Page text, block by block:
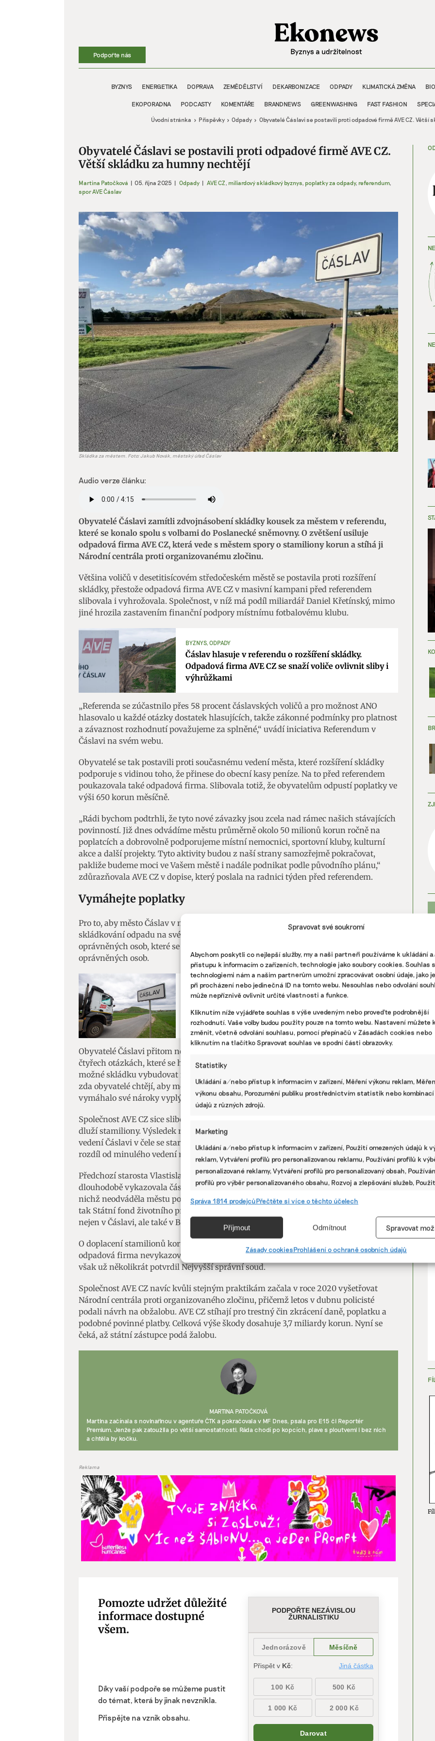
Spravovat své soukromí
Abychom poskytli co nejlepší služby, my a naši partneři používáme k ukládání
přístupu k informacím o zařízeních, technologie jako soubory cookies. Souhlas
technologiemi nám a našim partnerům umožní zpracovávat osobní údaje, jako
při procházení nebo jedinečná ID na tomto webu. Nesouhlas nebo odvolání
může nepříznivě ovlivnit určité vlastnosti a funkce.
Kliknutím níže vyjádřete souhlas s výše uvedeným nebo proveďte podrobnější
rozhodnutí. Vaše volby budou použity pouze na tomto webu. Nastavení můžete
změnit, včetně odvolání souhlasu, pomocí přepínačů v Zásadách cookies nebo
kliknutím na tlačítko Spravovat souhlas ve spodní části obrazovky.
Statistiky
Ukládání a/nebo přístup k informacím v zařízení, Měření výkonu reklam,
výkonu obsahu, Porozumění publiku prostřednictvím statistik nebo kombinací
údajů z různých zdrojů.
Marketing
Ukládání a/nebo přístup k informacím v zařízení, Použití omezených údajů k
reklam, Vytváření profilů pro personalizovanou reklamu, Používání profilů k
personalizované reklamy, Vytváření profilů pro personalizovaný obsah,
profilů pro výběr personalizovaného obsahu, Rozvoj a zlepšování služeb,
Přiřazování a kombinování údajů z jiných zdrojů údajů, Propojení různých
zařízení, Identifikace zařízení na základě automaticky přenášených
Používání přesných údajů o zeměpisné poloze, Identifikace zařízení na
aktivně vyžádaných informací.
Zajištění bezpečnosti, předcházení a zjišťování podvodů a
odstraňování chyb, Poskytování a zobrazování reklamy a obsahu,
Správa 1814 prodejcůPřečtěte si více o těchto účelech
Příjmout Odmítnout Spravovat
Zásady cookiesProhlášení o ochraně osobních údajů
Podpořte nás
BYZNYS ENERGETIKA DOPRAVA ZEMĚDĚLSTVÍ DEKARBONIZACE ODPADY KLIMATICKÁ ZMĚNA
EKOPORADNA PODCASTY KOMENTÁŘE BRANDNEWS GREENWASHING FAST FASHION
Úvodní stránka Příspěvky Odpady Obyvatelé Čáslavi se postavili proti odpadové firmě AVE CZ. Větší
Obyvatelé Čáslavi se postavili proti odpadové firmě AVE CZ.
Větší skládku za humny nechtějí
Martina Patočková | 05. října 2025 | Odpady | AVE CZ, miliardový skládkový byznys, poplatky za odpady, referendum,
spor AVE Čáslav
Zobrazit
větší
obrázek
Skládka za městem. Foto: Jakub Novák, městský úřad Čáslav
Audio verze článku:
Obyvatelé Čáslavi zamítli zdvojnásobení skládky kousek za městem v referendu,
které se konalo spolu s volbami do Poslanecké sněmovny. O zvětšení usiluje
odpadová firma AVE CZ, která vede s městem spory o stamiliony korun a stíhá ji
Národní centrála proti organizovanému zločinu.
Většina voličů v desetitisícovém středočeském městě se postavila proti rozšíření
skládky, přestože odpadová firma AVE CZ v masivní kampani před referendem
slibovala i vyhrožovala. Společnost, v níž má podíl miliardář Daniel Křetínský, mimo
jiné hrozila zastavením finanční podpory místnímu fotbalovému klubu.
BYZNYS, ODPADY
Čáslav hlasuje v referendu o rozšíření skládky.
Odpadová firma AVE CZ se snaží voliče ovlivnit sliby i
výhrůžkami
„Referenda se zúčastnilo přes 58 procent čáslavských voličů a pro možnost ANO
hlasovalo u každé otázky dostatek hlasujících, takže zákonné podmínky pro platnost
a závaznost rozhodnutí považujeme za splněné,“ uvádí iniciativa Referendum v
Čáslavi na svém webu.
Obyvatelé se tak postavili proti současnému vedení města, které rozšíření skládky
podporuje s vidinou toho, že přinese do obecní kasy peníze. Na to před referendem
poukazovala také odpadová firma. Slibovala totiž, že obyvatelům odpustí poplatky ve
výši 650 korun měsíčně.
„Rádi bychom podtrhli, že tyto nové závazky jsou zcela nad rámec našich stávajících
povinností. Již dnes odvádíme městu průměrně okolo 50 milionů korun ročně na
poplatcích a dobrovolně podporujeme místní nemocnici, sportovní kluby, kulturní
akce a další projekty. Tyto aktivity budou z naší strany samozřejmě pokračovat,
pakliže budeme moci ve Vašem městě i nadále podnikat podle původního plánu,“
zdůrazňovala AVE CZ v dopise, který poslala na radnici týden před referendem.
Vymáhejte poplatky
Pro to, aby město Čáslav v mezích své samostatné působnosti zamezilo rozšiřování
skládkování odpadu na svém území, hlasovalo 3209 lidí, tedy 71 procent
oprávněných osob, které se referenda zúčastnily. Pro odpověď NE hlasovalo 885
oprávněných osob.
ODPADY
Firmě AVE CZ hrozí, že bude doplácet městům
stamiliony. Soud prodloužil lhůtu pro vymáhání
poplatků za skládky
Obyvatelé Čáslavi přitom nerozhodovali pouze o rozšíření skládky, ale také o dalších
čtyřech otázkách, které se hromady odpadů týkají. Šlo především o to, aby nebylo
možné skládku vybudovat na okolních pozemcích. Poslední otázka se týkala toho,
zda obyvatelé chtějí, aby město Čáslav nadále po společnosti AVE CZ důsledně
vymáhalo své nároky vyplývající ze skládkování odpadu. Odpověď zněla rovněž ano.
Společnost AVE CZ sice slibovala „odpuštění“ poplatků obyvatelům, městu ovšem
dluží stamiliony. Výsledek referenda je tak poměrně zásadní vzkaz současnému
vedení Čáslavi v čele se starostou Jaromírem Strnadem (ČSSD a Nezávislí), které na
rozdíl od minulého vedení rozšíření skládky podporuje.
Předchozí starosta Vlastislav Málek (STAN) boj s AVE CZ začal, protože firma
dlouhodobě vykazovala část odpadů jako takzvané konstrukční prvky skládky, z
nichž neodváděla městu poplatky za odpady. O peníze tak přicházela jak obecní kasa,
tak Státní fond životního prostředí. Podobné praktiky přitom AVE CZ uplatňovala
nejen v Čáslavi, ale také v Benátkách nad Jizerou, Mšeně a Hořovicích.
O doplacení stamilionů korun se nadále vede řada soudů. Základní skutečnost, že
odpadová firma nevykazovala odpady správně a kvůli tomu odváděla nižší částky,
však už několikrát potvrdil Nejvyšší správní soud.
Společnost AVE CZ navíc kvůli stejným praktikám začala v roce 2020 vyšetřovat
Národní centrála proti organizovaného zločinu, přičemž letos v dubnu policisté
podali návrh na obžalobu. AVE CZ stíhají pro trestný čin zkrácení daně, poplatku a
podobné povinné platby. Celková výše škody dosahuje 3,7 miliardy korun. Nyní se
čeká, až státní zástupce podá žalobu.
MARTINA PATOČKOVÁ
Martina začínala s novinařinou v agentuře ČTK a pokračovala v MF Dnes, psala pro E15 či Reportér
Premium. Jenže pak zatoužila po větší samostatnosti. Ráda chodí po kopcích, plave s ploutvemi i bez nich
a chtěla by kočku.
Reklama
Pomozte udržet důležité
informace dostupné
všem.
Díky vaší podpoře se můžeme pustit
do témat, která by jinak nevznikla.
Přispějte na vznik obsahu.